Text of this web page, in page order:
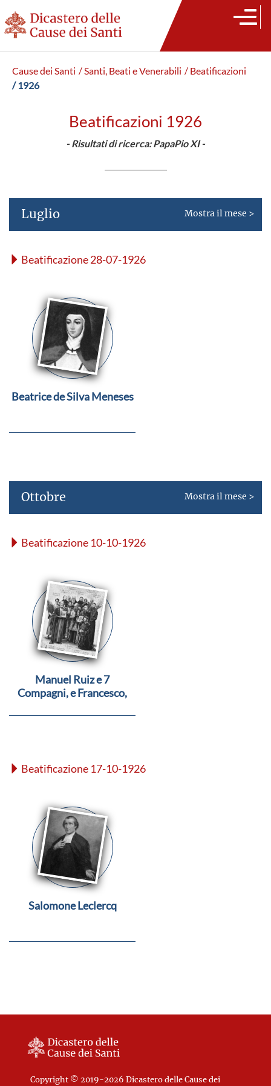
Cause dei Santi / Santi, Beati e Venerabili / Beatificazioni
/ 1926
Beatificazioni 1926
- Risultati di ricerca: PapaPio XI -
Luglio Mostra il mese >
Beatificazione 28-07-1926
Beatrice de Silva Meneses
Ottobre Mostra il mese >
Beatificazione 10-10-1926
Manuel Ruiz e 7
Compagni, e Francesco,
Massabki
Beatificazione 17-10-1926
Salomone Leclercq
Copyright © 2019-2026 Dicastero delle Cause dei